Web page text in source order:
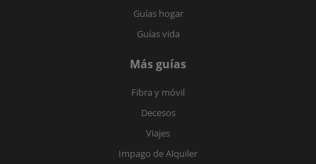
Guías hogar
Guías vida
Más guías
Fibra y móvil
Decesos
Viajes
Impago de Alquiler